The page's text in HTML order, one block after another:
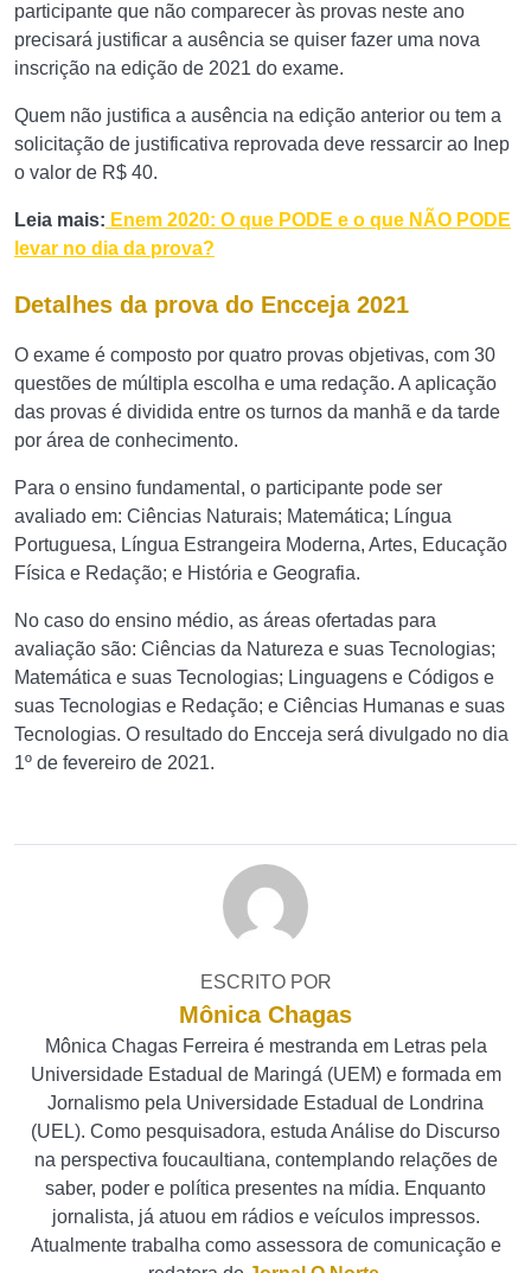
participante que não comparecer às provas neste ano
precisará justificar a ausência se quiser fazer uma nova
inscrição na edição de 2021 do exame.
Quem não justifica a ausência na edição anterior ou tem a
solicitação de justificativa reprovada deve ressarcir ao Inep
o valor de R$ 40.
Leia mais: Enem 2020: O que PODE e o que NÃO PODE
levar no dia da prova?
Detalhes da prova do Encceja 2021
O exame é composto por quatro provas objetivas, com 30
questões de múltipla escolha e uma redação. A aplicação
das provas é dividida entre os turnos da manhã e da tarde
por área de conhecimento.
Para o ensino fundamental, o participante pode ser
avaliado em: Ciências Naturais; Matemática; Língua
Portuguesa, Língua Estrangeira Moderna, Artes, Educação
Física e Redação; e História e Geografia.
No caso do ensino médio, as áreas ofertadas para
avaliação são: Ciências da Natureza e suas Tecnologias;
Matemática e suas Tecnologias; Linguagens e Códigos e
suas Tecnologias e Redação; e Ciências Humanas e suas
Tecnologias. O resultado do Encceja será divulgado no dia
1º de fevereiro de 2021.
ESCRITO POR
Mônica Chagas
Mônica Chagas Ferreira é mestranda em Letras pela
Universidade Estadual de Maringá (UEM) e formada em
Jornalismo pela Universidade Estadual de Londrina
(UEL). Como pesquisadora, estuda Análise do Discurso
na perspectiva foucaultiana, contemplando relações de
saber, poder e política presentes na mídia. Enquanto
jornalista, já atuou em rádios e veículos impressos.
Atualmente trabalha como assessora de comunicação e